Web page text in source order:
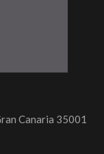
Canaria 35001